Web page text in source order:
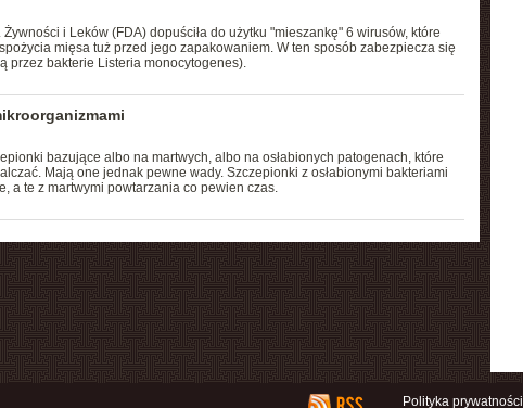
i Leków (FDA) dopuściła do użytku "mieszankę" 6 wirusów, które
mięsa tuż przed jego zapakowaniem. W ten sposób zabezpiecza się
przez bakterie Listeria monocytogenes).
bazujące albo na martwych, albo na osłabionych patogenach, które
Mają one jednak pewne wady. Szczepionki z osłabionymi bakteriami
a te z martwymi powtarzania co pewien czas.
Polityka prywatności